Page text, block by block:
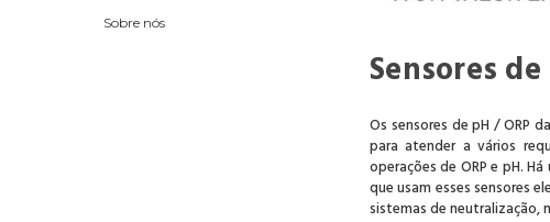
Sobre nós
Sensores
Os sensores de pH / ORP
para atender a vários
operações de ORP e pH.
que usam esses sensores
sistemas de